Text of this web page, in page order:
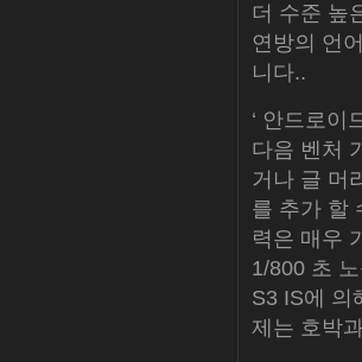
더 수준 높
연방의 언
니다..
‘ 안드로이
다음 벤처
거나 글 머
를 추가 할
력은 매우
1/800 초
S3 IS에 의
제는 호박